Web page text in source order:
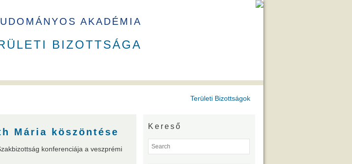
AKADÉMIA
BIZOTTSÁGA
Területi Bizottságok
Mária köszöntése
konferenciája a veszprémi
Kereső